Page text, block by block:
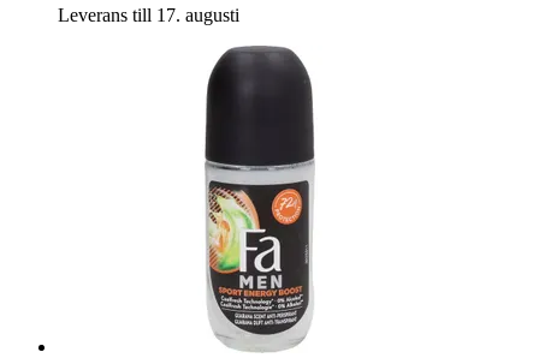
Leverans till 17. augusti